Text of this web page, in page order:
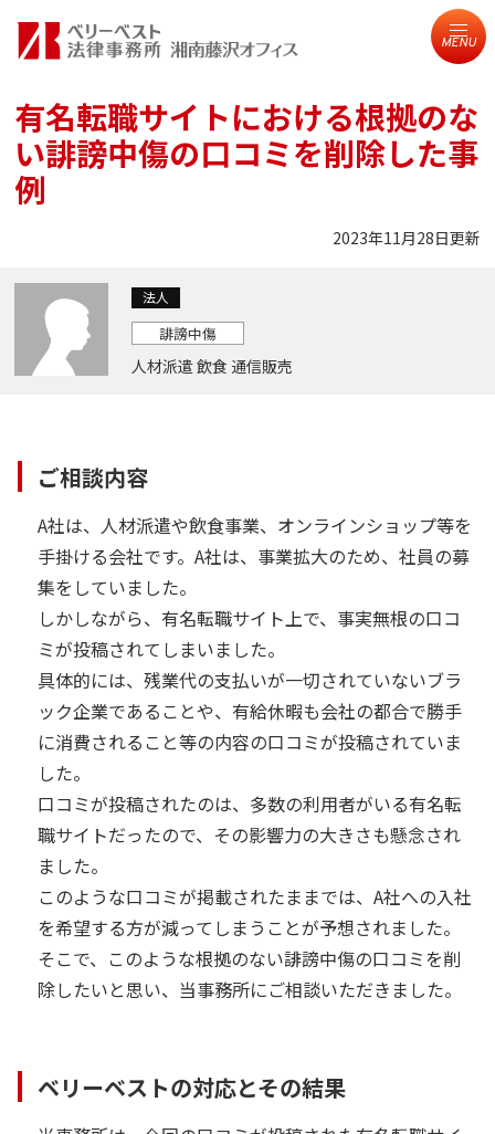
MENU
有名転職サイトにおける根拠のな
い誹謗中傷の口コミを削除した事
例
2023年11月28日更新
法人
誹謗中傷
人材派遣 飲食 通信販売
ご相談内容
A社は、人材派遣や飲食事業、オンラインショップ等を
手掛ける会社です。A社は、事業拡大のため、社員の募
集をしていました。
しかしながら、有名転職サイト上で、事実無根の口コ
ミが投稿されてしまいました。
具体的には、残業代の支払いが一切されていないブラ
ック企業であることや、有給休暇も会社の都合で勝手
に消費されること等の内容の口コミが投稿されていま
した。
口コミが投稿されたのは、多数の利用者がいる有名転
職サイトだったので、その影響力の大きさも懸念され
ました。
このような口コミが掲載されたままでは、A社への入社
を希望する方が減ってしまうことが予想されました。
そこで、このような根拠のない誹謗中傷の口コミを削
除したいと思い、当事務所にご相談いただきました。
ベリーベストの対応とその結果